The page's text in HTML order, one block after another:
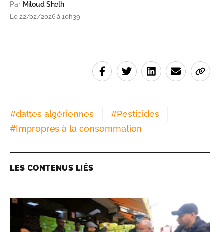
Par Miloud Shelh
Le 22/02/2026 à 10h39
#dattes algériennes #Pesticides
#Impropres à la consommation
LES CONTENUS LIÉS